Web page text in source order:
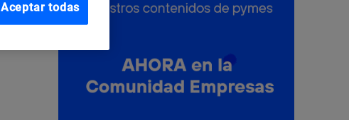
Aceptar todas